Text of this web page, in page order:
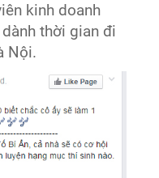
kinh doanh
thời gian đi
Nội.